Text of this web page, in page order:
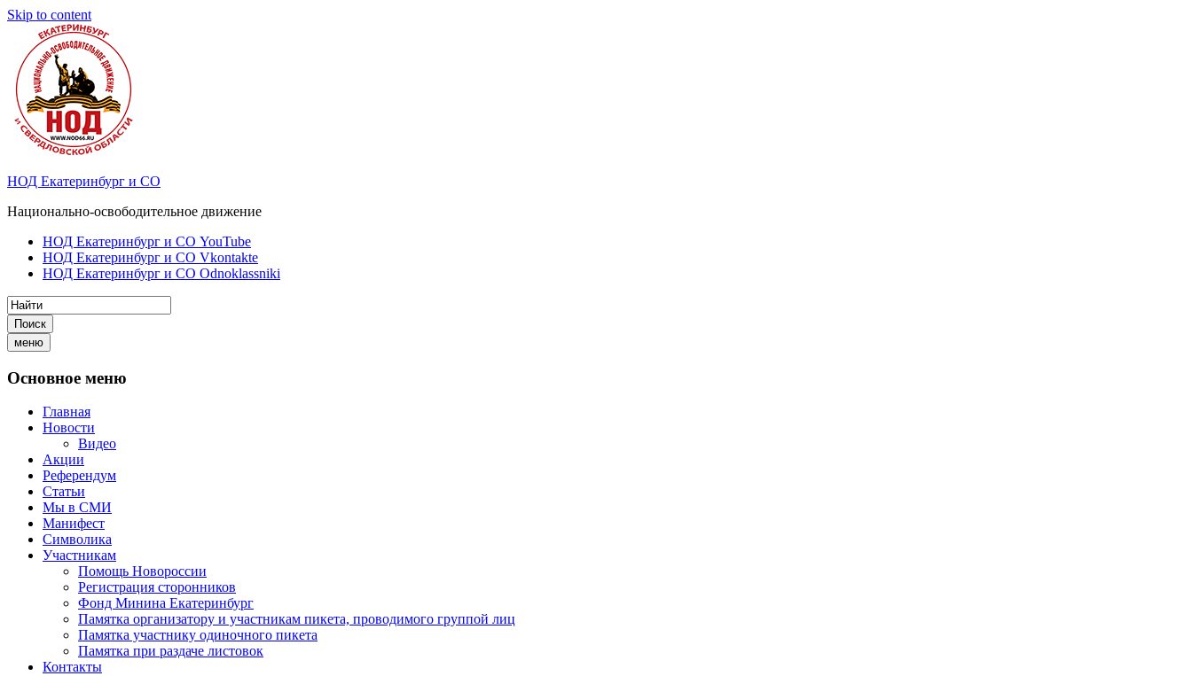
Skip to content
НОД Екатеринбург и СО
Национально-освободительное движение
НОД Екатеринбург и СО YouTube
НОД Екатеринбург и СО Vkontakte
НОД Екатеринбург и СО Odnoklassniki
Поиск
меню
Основное меню
Главная
Новости
Видео
Акции
Референдум
Статьи
Мы в СМИ
Манифест
Символика
Участникам
Помощь Новороссии
Регистрация сторонников
Фонд Минина Екатеринбург
Памятка организатору и участникам пикета, проводимого группой лиц
Памятка участнику одиночного пикета
Памятка при раздаче листовок
Контакты